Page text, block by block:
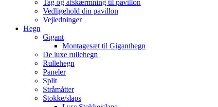
Tag og afskærmning til pavillon
Vedligehold din pavillon
Vejledninger
Hegn
Gigant
Montagesæt til Giganthegn
De luxe rullehegn
Rullehegn
Paneler
Split
Stråmåtter
Stokke/slaps